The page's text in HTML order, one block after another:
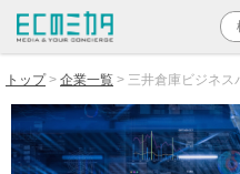
トップ 企業一覧 三井倉庫ビジネス